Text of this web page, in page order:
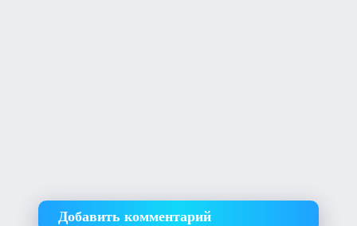
Добавить комментарий